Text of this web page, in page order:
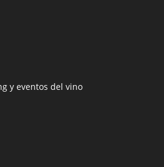
y eventos del vino